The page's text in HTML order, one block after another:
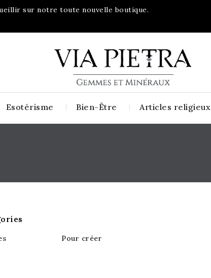
sur notre toute nouvelle boutique.
Esotérisme Bien-Être Articles religieux
Pour créer